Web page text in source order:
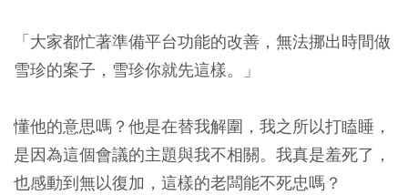
「大家都忙著準備平台功能的改善，無法挪出時間做
雪珍的案子，雪珍你就先這樣。」
懂他的意思嗎？他是在替我解圍，我之所以打瞌睡，
是因為這個會議的主題與我不相關。我真是羞死了，
也感動到無以復加，這樣的老闆能不死忠嗎？